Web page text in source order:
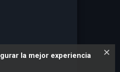
la mejor experiencia
×